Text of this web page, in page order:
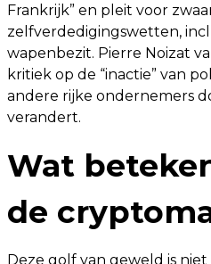
Frankrijk” en pleit voor
zelfverdedigingswetten,
wapenbezit. Pierre Noizat
kritiek op de “inactie” van
andere rijke ondernemers
verandert.
Wat
de
Deze golf van geweld is